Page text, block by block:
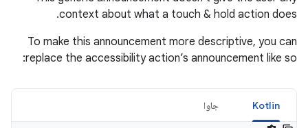
context about what a touch & hold action does
.
To make this announcement more descriptive, you can
replace the accessibility action’s announcement like so
:
Kotlin جاوا